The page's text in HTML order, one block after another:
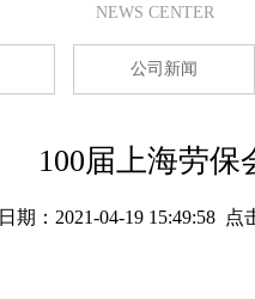
NEWS CENTER
公司新闻
100届上海劳保
日期：2021-04-19 15:49:58 点